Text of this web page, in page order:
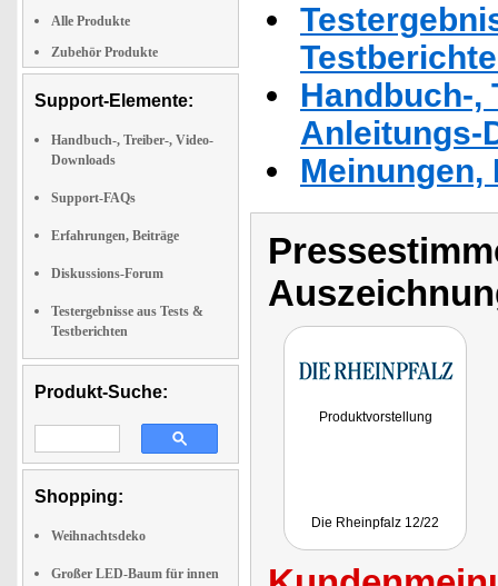
Alle Produkte
Zubehör Produkte
Support-Elemente:
Handbuch-, Treiber-, Video-
Downloads
Support-FAQs
Erfahrungen, Beiträge
Diskussions-Forum
Testergebnisse aus Tests &
Testberichten
Produkt-Suche:
Shopping:
Weihnachtsdeko
Großer LED-Baum für innen
Handbuch-,
Anleitungs-
Produktvorstellung
Die Rheinpfalz 12/22